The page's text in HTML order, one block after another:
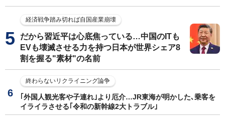
経済戦争踏み切れば自国産業崩壊
だから習近平は心底焦っている…中国のITも
EVも壊滅させる力を持つ日本が世界シェア8
割を握る"素材"の名前
終わらないリクライニング論争
｢外国人観光客や子連れ｣より厄介…JR東海が明かした､乗客を
イライラさせる｢令和の新幹線2大トラブル｣